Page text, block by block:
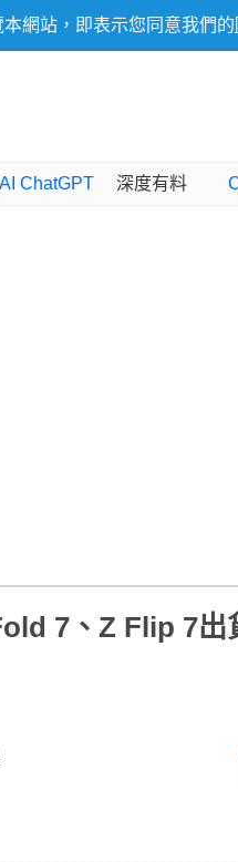
網站，即表示您同意我們的
ChatGPT 深度有料
7、Z Flip 7出